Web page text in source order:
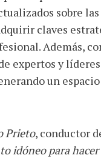
sobre
claves
Además,
expertos y
un
Prieto, conductor
idóneo para